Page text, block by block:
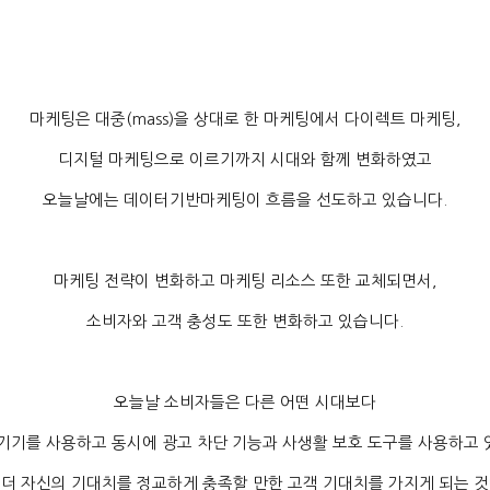
마케팅은 대중 (mass)을 상대로 한 마케팅에서 다이렉트 마케팅
디지털 마케팅으로 이르기까지 시대와 함께 변화하였고
오늘날에는 데이터기반마케팅이 흐름을 선도하고 있습니다
마케팅 전략이 변화하고 마케팅 리소스 또한 교체되면서
소비자와 고객 충성도 또한 변화하고 있습니다
오늘날 소비자들은 다른 어떤 시대보다
기를 사용하고 동시에 광고 차단 기능과 사생활 보호 도구를 사용하고
자신의 기대치를 정교하게 충족할 만한 고객 기대치를 가지게 되는